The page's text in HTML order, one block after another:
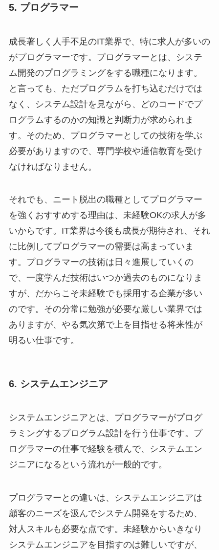
5. プログラマー
成長著しく人手不足のIT業界で、特に求人が多いの
がプログラマーです。プログラマーとは、システ
ム開発のプログラミングをする職種になります。
と言っても、ただプログラムを打ち込むだけでは
なく、システム設計を見ながら、どのコードでプ
ログラムするのかの知識と判断力が求められま
す。そのため、プログラマーとしての技術を学ぶ
必要がありますので、専門学校や通信教育を受け
なければなりません。
それでも、ニート脱出の職種としてプログラマー
を強くおすすめする理由は、未経験OKの求人が多
いからです。IT業界は今後も成長が期待され、それ
に比例してプログラマーの需要は高まっていま
す。プログラマーの技術は日々進展していくの
で、一度学んだ技術はいつか過去のものになりま
すが、だからこそ未経験でも採用する企業が多い
のです。その分常に勉強が必要な厳しい業界では
ありますが、やる気次第で上を目指せる将来性が
明るい仕事です。
6. システムエンジニア
システムエンジニアとは、プログラマーがプログ
ラミングするプログラム設計を行う仕事です。プ
ログラマーの仕事で経験を積んで、システムエン
ジニアになるという流れが一般的です。
プログラマーとの違いは、システムエンジニアは
顧客のニーズを汲んでシステム開発をするため、
対人スキルも必要な点です。未経験からいきなり
システムエンジニアを目指すのは難しいですが、